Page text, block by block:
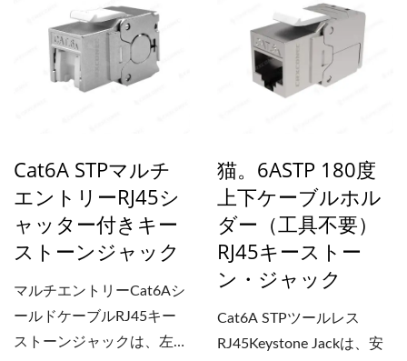
構造とプレクランプキャッ
プの組み合わせにより、追
加の工具が不要になり、配
線を強力かつ確実に保持で
露出した銅導体が金属シェ
ルに接触するのを防ぎ、短
絡を効果的に回避する専用
の安全構造が組み込まれて
います。直感的な配線ミス
しい配線配置が保証され、
人為的ミスが最小限に抑え
Cat6A STPマルチ
エントリーRJ45シ
ャッター付きキー
ストーンジャック
マルチエントリーCat6Aシ
ールドケーブルRJ45キー
ストーンジャックは、左、
猫。6ASTP 180度
上下ケーブルホル
ダー（工具不要）
RJ45キーストー
ン・ジャック
Cat6A STPツールレス
RJ45Keystone Jackは、安